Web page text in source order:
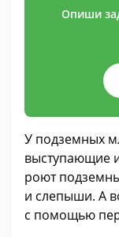
Опиши
У подземных
выступающие
роют
и слепыши. А
с помощью